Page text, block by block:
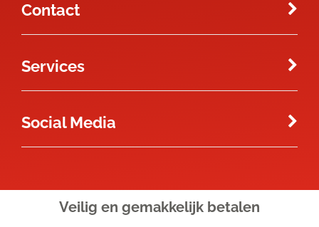
Contact
Services
Social Media
Veilig en gemakkelijk betalen